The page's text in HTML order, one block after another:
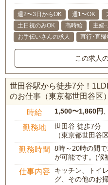
週2〜3日からOK 週1〜OK
土日祝のみOK
高時給 主婦
お手伝いさんの求人
直行･直帰
この求人
世田谷駅から徒歩7分！
のお仕事（東京都世田谷区）
時給 1,500〜1,860円
勤務地
世田谷 徒歩7分
（東京都世田谷
勤務時間
8時～20時の間
が可能です。(候
仕事内容
キッチン、トイ
グ、その他のお